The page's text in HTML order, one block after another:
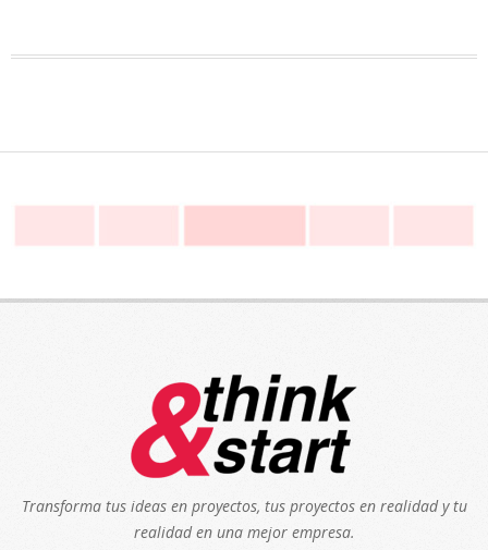
Transforma tus ideas en proyectos, tus proyectos en realidad y tu
realidad en una mejor empresa.